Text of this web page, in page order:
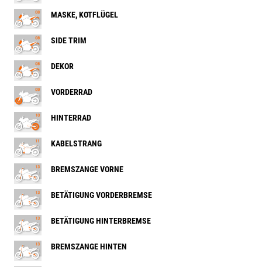
MASKE, KOTFLÜGEL
SIDE TRIM
DEKOR
VORDERRAD
HINTERRAD
KABELSTRANG
BREMSZANGE VORNE
BETÄTIGUNG VORDERBREMSE
BETÄTIGUNG HINTERBREMSE
BREMSZANGE HINTEN